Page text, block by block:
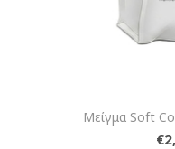
Μείγμα Soft